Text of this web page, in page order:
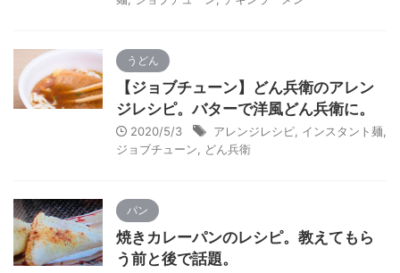
うどん
【ジョブチューン】どん兵衛のアレン
ジレシピ。バターで洋風どん兵衛に。
2020/5/3 アレンジレシピ インスタント麺
ジョブチューン
どん兵衛
パン
焼きカレーパンのレシピ。教えてもら
う前と後で話題。